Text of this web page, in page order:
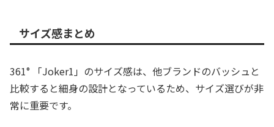
サイズ感まとめ
361° 「Joker1」のサイズ感は、他ブランドのバッシュと
比較すると細身の設計となっているため、サイズ選びが非
常に重要です。